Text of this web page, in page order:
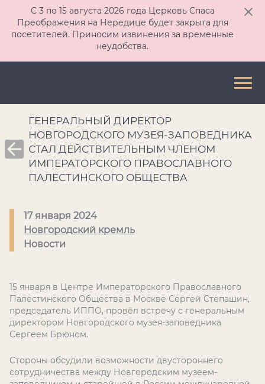
С 3 по 15 августа 2026 года Церковь Спаса
Преображения на Нередице будет закрыта для
посетителей. Приносим извинения за временные
неудобства.
ГЕНЕРАЛЬНЫЙ ДИРЕКТОР
НОВГОРОДСКОГО МУЗЕЯ-ЗАПОВЕДНИКА
СТАЛ ДЕЙСТВИТЕЛЬНЫМ ЧЛЕНОМ
ИМПЕРАТОРСКОГО ПРАВОСЛАВНОГО
ПАЛЕСТИНСКОГО ОБЩЕСТВА
17 января 2024
Новгородский кремль
Новости
15 января в Центре Императорского Православного
Палестинского Общества в Москве Сергей Степашин,
председатель ИППО, провёл встречу с генеральным
директором Новгородского музея-заповедника
Сергеем Брюном.
Стороны обсудили возможности двустороннего
сотрудничества между Новгородским музеем-